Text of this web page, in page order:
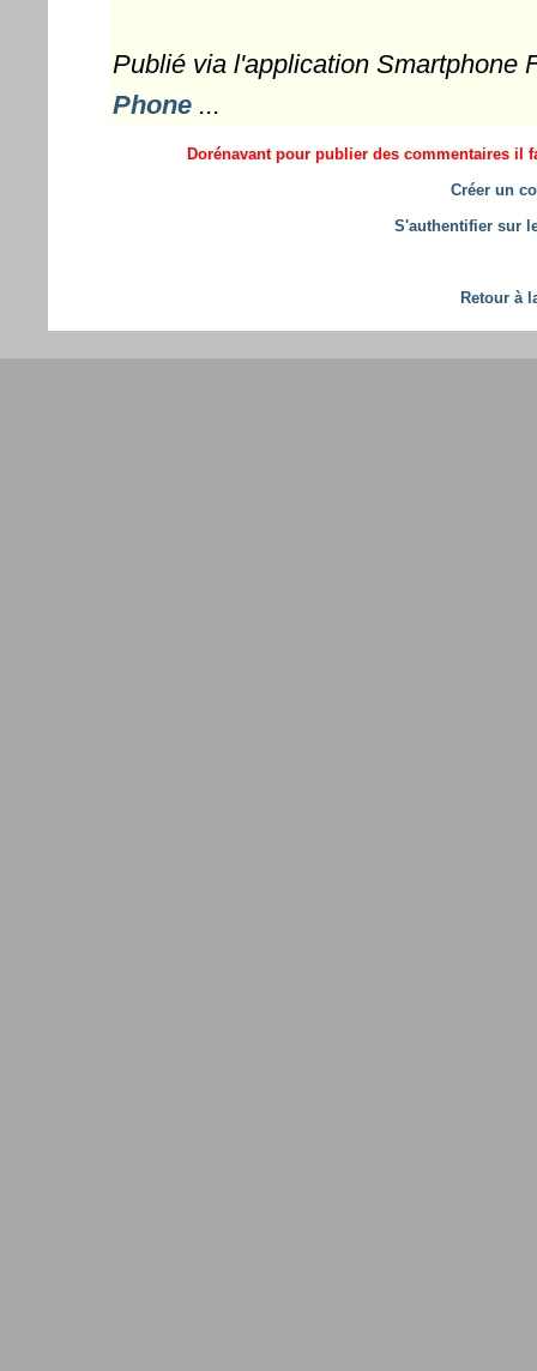
Publié via l'application Smartphone
Phone...
Dorénavant pour publier des commentaires il
Créer un
S'authentifier sur
Retour à